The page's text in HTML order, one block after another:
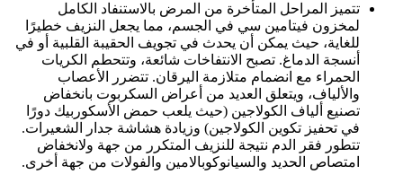
تتميز المراحل المتأخرة من المرض بالاستنفاد الكامل
لمخزون فيتامين سي في الجسم، مما يجعل النزيف خطيرًا
للغاية، حيث يمكن أن يحدث في تجويف الحقيبة القلبية أو في
أنسجة الدماغ. تصبح الانتفاخات شائعة، وتتحطم الكريات
الحمراء مع انضمام متلازمة اليرقان. تتضرر الأعصاب
والألياف، ويتعلق العديد من أعراض السكربوت بانخفاض
تصنيع ألياف الكولاجين (حيث يلعب حمض الأسكوربيك دورًا
في تحفيز تكوين الكولاجين) وزيادة هشاشة جدار الشعيرات.
تتطور فقر الدم نتيجة للنزيف المتكرر من جهة ولانخفاض
امتصاص الحديد والسيانوكوبالامين والفولات من جهة أخرى.